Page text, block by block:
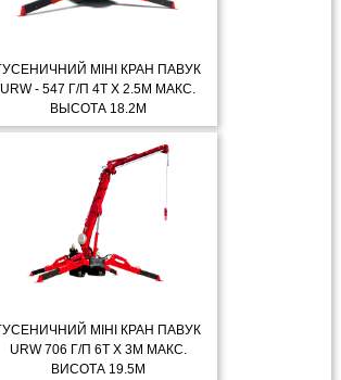
МІНІ КРАН ПАВУК
URW - 547 Г/П 4Т X 2.5М МАКС.
ВЫСОТА 18.2М
ДЕТАЛЬНІШЕ
МІНІ КРАН ПАВУК
URW 706 Г/П 6Т X 3М МАКС.
ВИСОТА 19.5М